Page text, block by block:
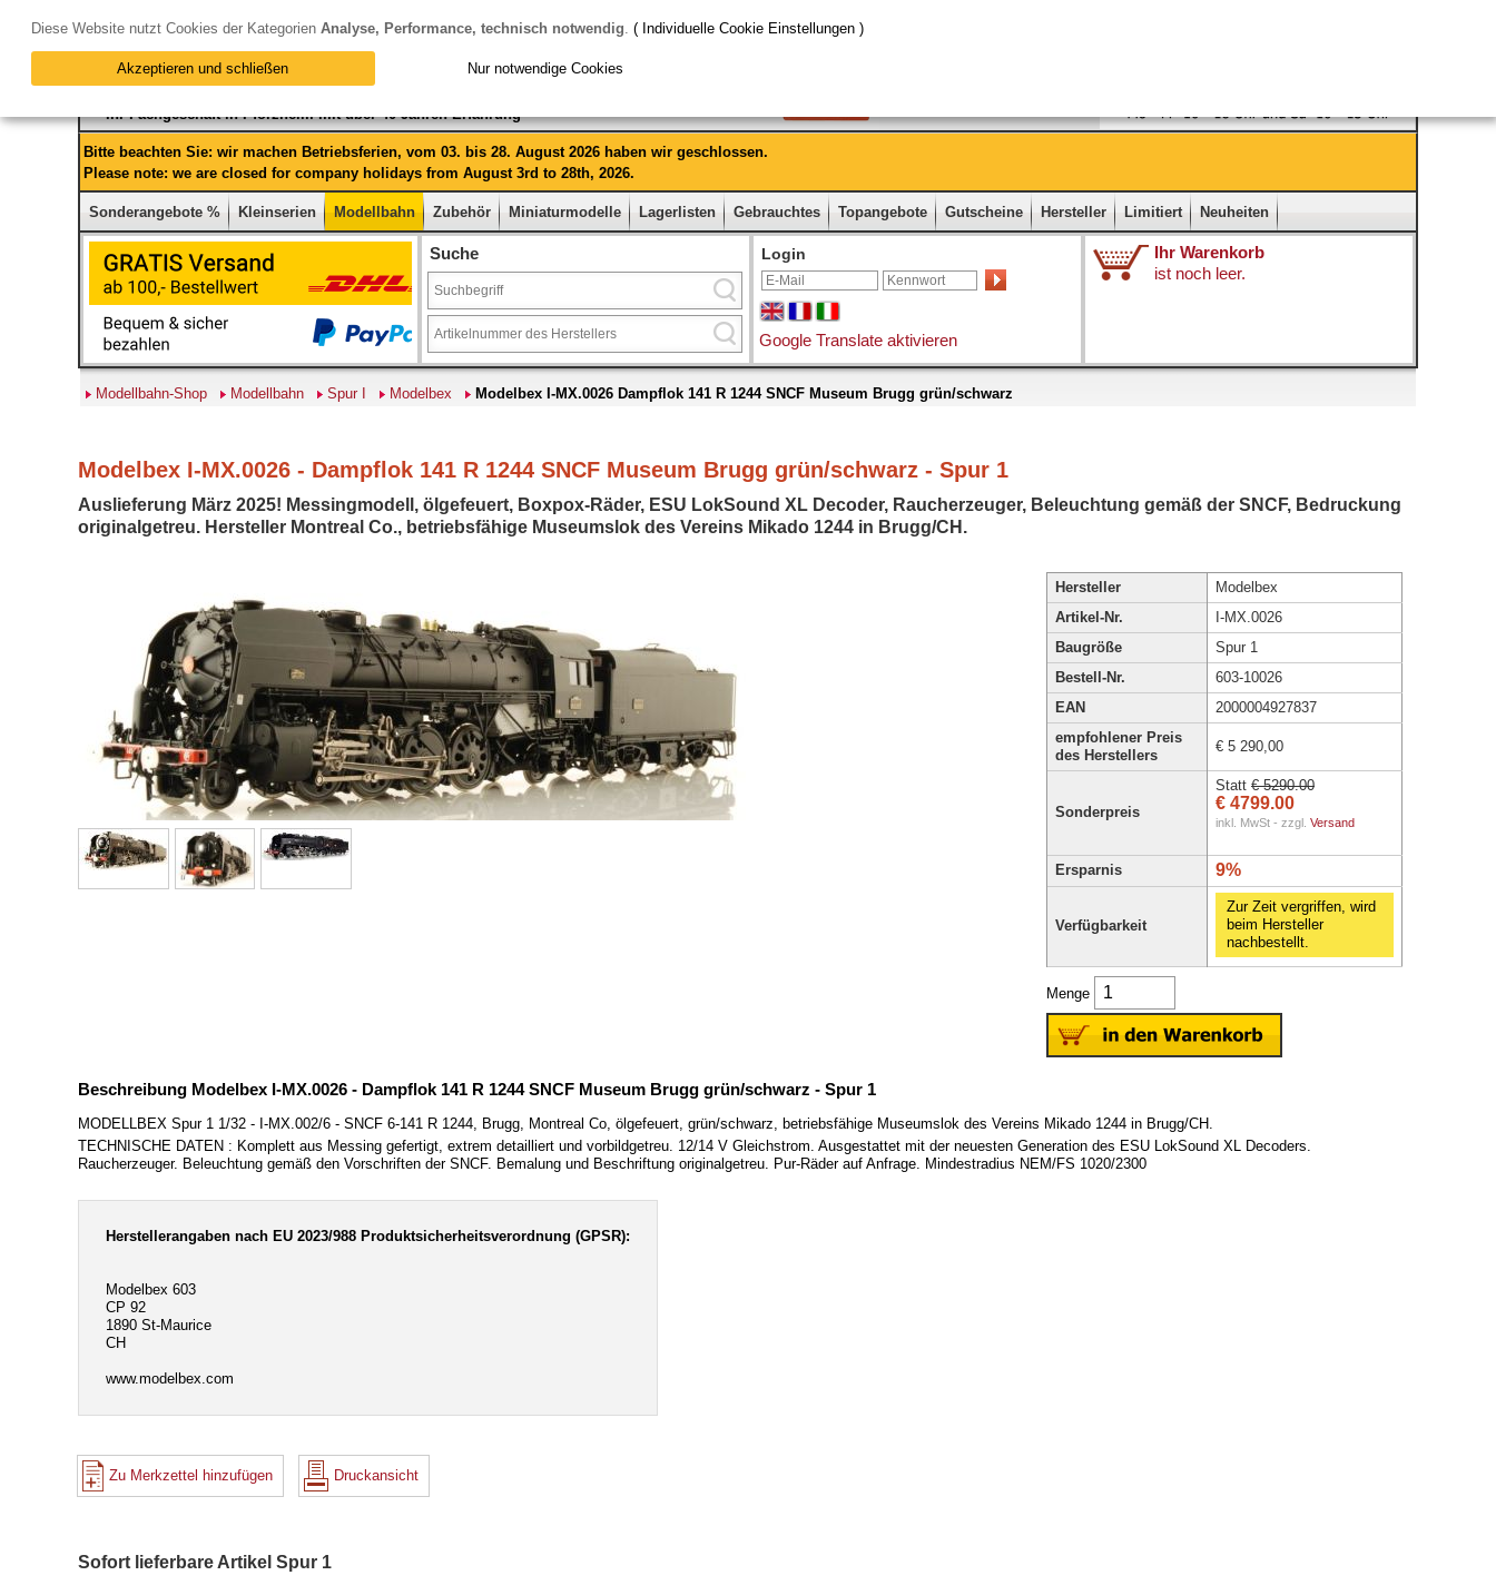
Ihr Fachgeschäft in Pforzheim mit über 40 Jahren Erfahrung
Bitte beachten Sie: wir machen Betriebsferien, vom 03. bis 28. August 2026 haben wir geschlossen.
Please note: we are closed for company holidays from August 3rd to 28th, 2026.
Sonderangebote % Kleinserien Modellbahn Zubehör Miniaturmodelle Lagerlisten Gebrauchtes Topangebote Gutscheine Hersteller Limitiert Neuheiten
Suche Login
Google Translate aktivieren
Ihr Warenkorb
ist noch leer.
Modellbahn-Shop Modellbahn Spur I Modelbex Modelbex I-MX.0026 Dampflok 141 R 1244 SNCF Museum Brugg grün/schwarz
Modelbex I-MX.0026 - Dampflok 141 R 1244 SNCF Museum Brugg grün/schwarz - Spur 1
Auslieferung März 2025! Messingmodell, ölgefeuert, Boxpox-Räder, ESU LokSound XL Decoder, Raucherzeuger, Beleuchtung gemäß der SNCF, Bedruckung
originalgetreu. Hersteller Montreal Co., betriebsfähige Museumslok des Vereins Mikado 1244 in Brugg/CH.
Hersteller
Modelbex
Artikel-Nr.
I-MX.0026
Baugröße
Spur 1
Bestell-Nr.
603-10026
EAN
2000004927837
empfohlener Preis
des Herstellers
€ 5 290,00
Sonderpreis
Statt € 5290.00
€ 4799.00
inkl. MwSt - zzgl. Versand
Ersparnis 9%
Verfügbarkeit
Zur Zeit vergriffen, wird
beim Hersteller
nachbestellt.
Menge
Beschreibung Modelbex I-MX.0026 - Dampflok 141 R 1244 SNCF Museum Brugg grün/schwarz - Spur 1
MODELLBEX Spur 1 1/32 - I-MX.002/6 - SNCF 6-141 R 1244, Brugg, Montreal Co, ölgefeuert, grün/schwarz, betriebsfähige Museumslok des Vereins Mikado 1244 in Brugg/CH.
TECHNISCHE DATEN : Komplett aus Messing gefertigt, extrem detailliert und vorbildgetreu. 12/14 V Gleichstrom. Ausgestattet mit der neuesten Generation des ESU LokSound XL Decoders.
Raucherzeuger. Beleuchtung gemäß den Vorschriften der SNCF. Bemalung und Beschriftung originalgetreu. Pur-Räder auf Anfrage. Mindestradius NEM/FS 1020/2300
Herstellerangaben nach EU 2023/988 Produktsicherheitsverordnung (GPSR):
Modelbex 603
CP 92
1890 St-Maurice
CH
www.modelbex.com
Zu Merkzettel hinzufügen Druckansicht
Sofort lieferbare Artikel Spur 1
Diese Website nutzt Cookies der Kategorien Analyse, Performance, technisch notwendig. ( Individuelle Cookie Einstellungen )
Akzeptieren und schließen Nur notwendige Cookies